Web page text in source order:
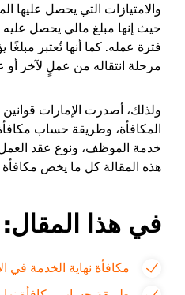
والامتيازات التي يحصل عليها
حيث إنها مبلغ مالي يحصل عليه
فترة عمله. كما أنها تُعتبر
مرحلة انتقاله من عملٍ لآخر أو
ولذلك، أصدرت الإمارات
المكافأة، وطريقة حساب
خدمة الموظف، ونوع عقد
هذه المقالة كل ما يخص مكافأة
في هذا المقال:
مكافأة نهاية الخدمة في